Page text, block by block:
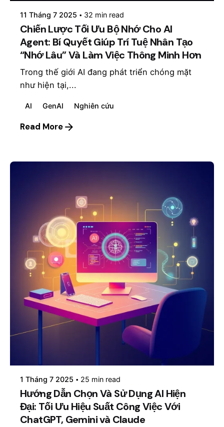
11 Tháng 7 2025 32 min read
Chiến Lược Tối Ưu Bộ Nhớ Cho AI
Agent: Bí Quyết Giúp Trí Tuệ Nhân Tạo
“Nhớ Lâu” Và Làm Việc Thông Minh Hơn
Trong thế giới AI đang phát triển chóng mặt
như hiện tại,...
AI GenAI Nghiên cứu
Read More
1 Tháng 7 2025 25 min read
Hướng Dẫn Chọn Và Sử Dụng AI Hiện
Đại: Tối Ưu Hiệu Suất Công Việc Với
ChatGPT, Gemini và Claude